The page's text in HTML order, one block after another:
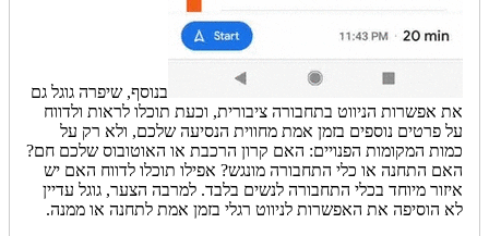
בנוסף, שיפרה גוגל גם
את אפשרות הניווט בתחבורה ציבורית, וכעת תוכלו לראות ולדווח
על פרטים נוספים בזמן אמת מחווית הנסיעה שלכם, ולא רק על
כמות המקומות הפנויים: האם קרון הרכבת או האוטובוס שלכם חם?
האם התחנה או כלי התחבורה מונגש? אפילו תוכלו לדווח האם יש
איזור מיוחד בכלי התחבורה לנשים בלבד. למרבה הצער, גוגל עדיין
לא הוסיפה את האפשרות לניווט רגלי בזמן אמת לתחנה או ממנה.